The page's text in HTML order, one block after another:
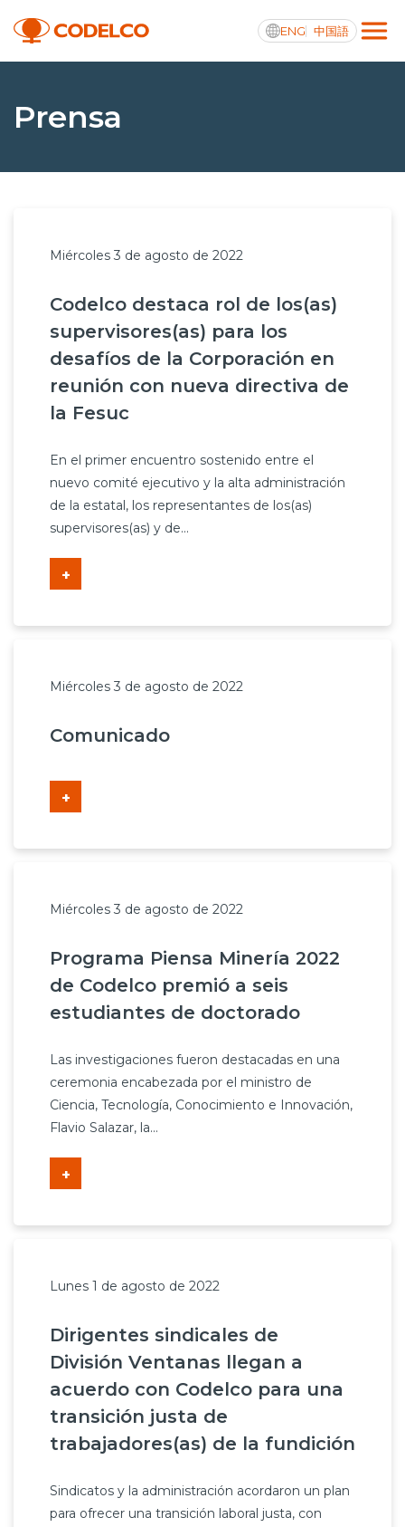
ENG 中国語
Sustentabilidad
Innovación
Inversionistas
Trabaja en Codelco
Transparencia activa
Proveedores
Prensa
Miércoles 3 de agosto de 2022
Codelco destaca rol de los(as)
supervisores(as) para los
desafíos de la Corporación en
reunión con nueva directiva de
la Fesuc
En el primer encuentro sostenido entre el
nuevo comité ejecutivo y la alta administración
de la estatal, los representantes de los(as)
supervisores(as) y de...
+
Miércoles 3 de agosto de 2022
Comunicado
+
Miércoles 3 de agosto de 2022
Programa Piensa Minería 2022
de Codelco premió a seis
estudiantes de doctorado
Las investigaciones fueron destacadas en una
ceremonia encabezada por el ministro de
Ciencia, Tecnología, Conocimiento e Innovación,
Flavio Salazar, la...
+
Lunes 1 de agosto de 2022
Dirigentes sindicales de
División Ventanas llegan a
acuerdo con Codelco para una
transición justa de
trabajadores(as) de la fundición
Sindicatos y la administración acordaron un plan
para ofrecer una transición laboral justa, con